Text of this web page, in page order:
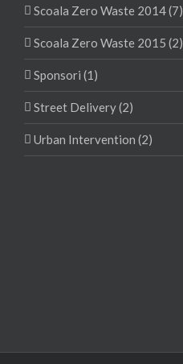
Scoala Zero Waste 2014 (7)
Scoala Zero Waste 2015 (2)
Sponsori (1)
Street Delivery (2)
Urban Intervention (2)